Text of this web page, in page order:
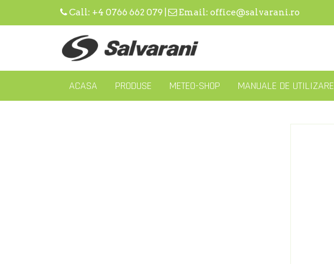
to
Call: +4 0766 662 079 Email: office@salvarani.ro
ACASA PRODUSE METEO-SHOP MANUALE DE UTILIZARE